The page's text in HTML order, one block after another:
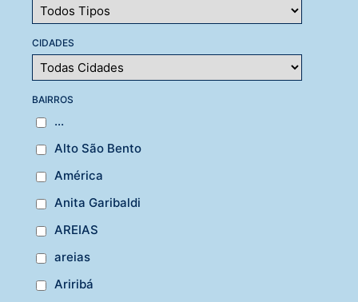
CIDADES
BAIRROS
...
Alto São Bento
América
Anita Garibaldi
AREIAS
areias
Ariribá